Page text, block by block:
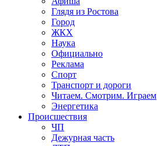
Глядя из Ростова
Город
ЖКХ
Наука
Официально
Реклама
Спорт
Транспорт и дороги
Читаем. Смотрим. Играем
Энергетика
Происшествия
ЧП
Дежурная часть